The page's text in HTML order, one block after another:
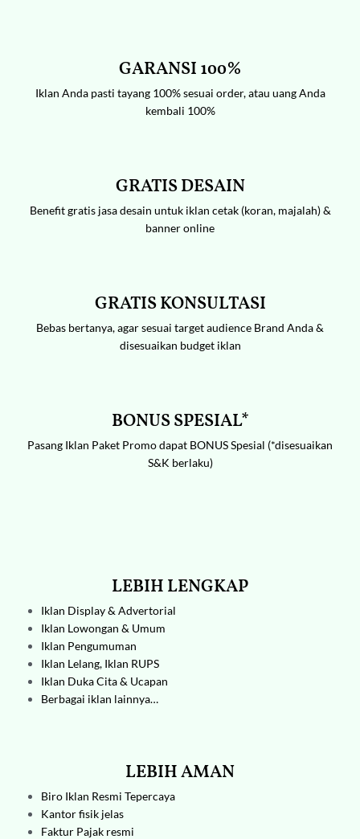
GARANSI 100%
Iklan Anda pasti tayang 100% sesuai order, atau uang Anda
kembali 100%
GRATIS DESAIN
Benefit gratis jasa desain untuk iklan cetak (koran, majalah) &
banner online
GRATIS KONSULTASI
Bebas bertanya, agar sesuai target audience Brand Anda &
disesuaikan budget iklan
BONUS SPESIAL*
Pasang Iklan Paket Promo dapat BONUS Spesial (*disesuaikan
S&K berlaku)
LEBIH LENGKAP
Iklan Display & Advertorial
Iklan Lowongan & Umum
Iklan Pengumuman
Iklan Lelang, Iklan RUPS
Iklan Duka Cita & Ucapan
Berbagai iklan lainnya…
LEBIH AMAN
Biro Iklan Resmi Tepercaya
Kantor fisik jelas
Faktur Pajak resmi